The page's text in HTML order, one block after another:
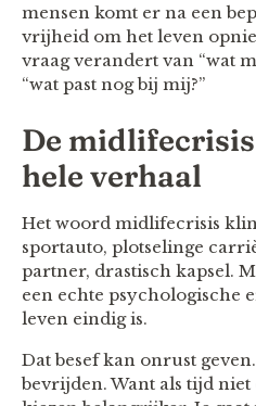
mensen komt er na een
vrijheid om het leven
vraag verandert van “wat
“wat past nog bij mij?”
De
hele verhaal
Het woord midlifecrisis
sportauto, plotselinge
partner, drastisch kapsel.
een echte psychologische
leven eindig is.
Dat besef kan onrust
bevrijden. Want als tijd